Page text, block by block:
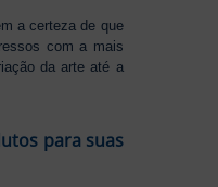
a certeza de que
com a mais
da arte até a
para suas